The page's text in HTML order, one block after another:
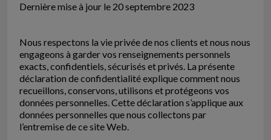
Dernière mise à jour le 20 septembre 2023
Nous respectons la vie privée de nos clients et nous nous
engageons à garder vos renseignements personnels
exacts, confidentiels, sécurisés et privés. La présente
déclaration de confidentialité explique comment nous
recueillons, conservons, utilisons et protégeons vos
données personnelles. Cette déclaration s’applique aux
données personnelles que nous collectons par
l’entremise de ce site Web.